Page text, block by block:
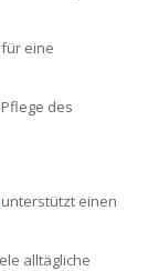
eine
des
einen
alltägliche